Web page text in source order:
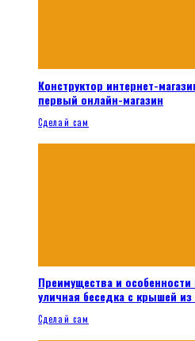
Конструктор интернет-
первый онлайн-магазин
Сделай сам
Преимущества и
уличная беседка с крышей
Сделай сам